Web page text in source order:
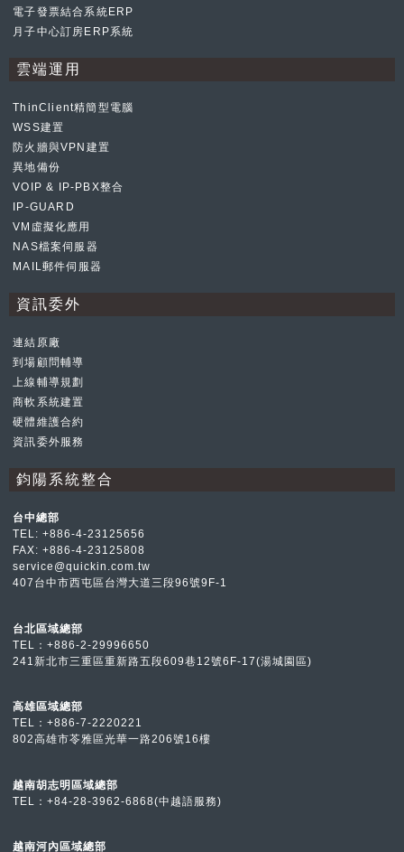
電子發票結合系統ERP
月子中心訂房ERP系統
雲端運用
ThinClient精簡型電腦
WSS建置
防火牆與VPN建置
異地備份
VOIP & IP-PBX整合
IP-GUARD
VM虛擬化應用
NAS檔案伺服器
MAIL郵件伺服器
資訊委外
連結原廠
到場顧問輔導
上線輔導規劃
商軟系統建置
硬體維護合約
資訊委外服務
鈞陽系統整合
台中總部
TEL:+886-4-23125656
FAX: +886-4-23125808
service@quickin.com.tw
407台中市西屯區台灣大道三段96號9F-1
台北區域總部
TEL：+886-2-29996650
241新北市三重區重新路五段609巷12號6F-17(湯城園區)
高雄區域總部
TEL：+886-7-2220221
802高雄市苓雅區光華一路206號16樓
越南胡志明區域總部
TEL：+84-28-3962-6868(中越語服務)
越南河內區域總部